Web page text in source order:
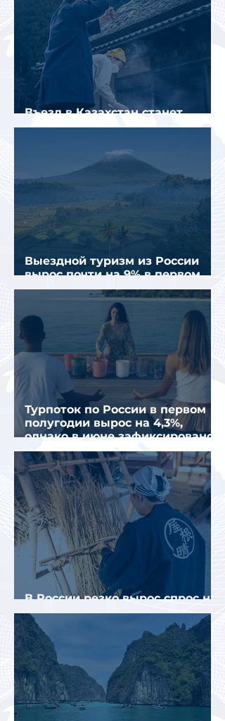
Въезд в Казахстан станет
платным до конца года
Выездной туризм из России
вырос почти на 9% в первом
полугодии 2026 года
Турпоток по России в первом
полугодии вырос на 4,3%,
однако в июне зафиксировано
снижение
В России резко вырос спрос на
отели без звезд